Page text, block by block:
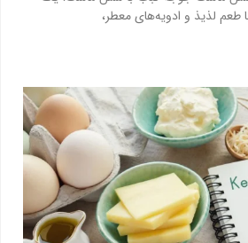
طعم لذیذ و ادویه‌های معطر،